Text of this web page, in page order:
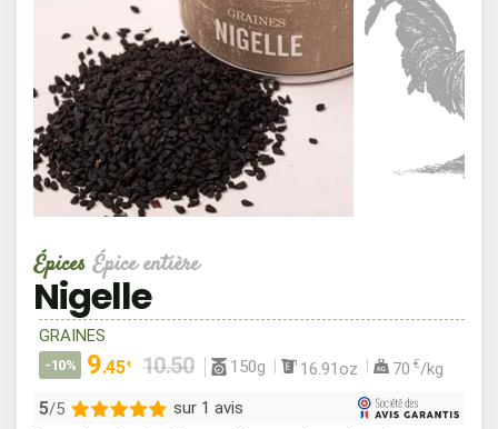
Épices Épice entière
Nigelle
GRAINES
-10% 9.45 € 150g 16.91oz 70 €/kg
5/5 sur 1 avis